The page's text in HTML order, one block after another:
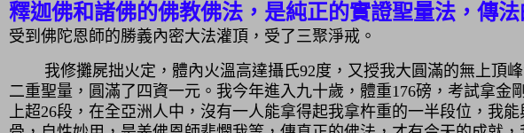
釋迦佛和諸佛的佛教佛法，是純正的實證聖量法，傳
受到佛陀恩師的勝義內密大法灌頂，受了三聚淨戒。
我修攤屍拙火定，體內火溫高達攝氏92度，又授我大圓滿的無上頂峰
二重聖量，圓滿了四資一元。我今年進入九十歲，體重176磅，考試拿
上超26段，在全亞洲人中，沒有一人能拿得起我拿杵重的一半段位，